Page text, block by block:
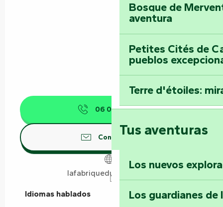
Bosque de
aventura
Petites Cités de
pueblos
Terre d'étoiles:
Tus aventuras
Los nuevos
Los guardianes de
06 02 11 75▒▒
Contáctenos
lafabriquedumarais.com
Idiomas hablados
Idiomas hablados